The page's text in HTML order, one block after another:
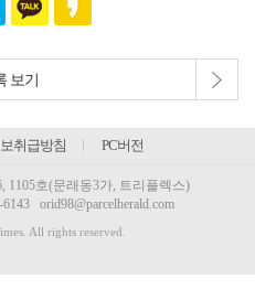
보기
취급방침 PC버전
1105호(문래동3가, 트리플렉스)
orid98@parcelherald.com
All rights reserved.